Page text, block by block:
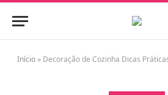
Início » Decoração de Cozinha Dicas